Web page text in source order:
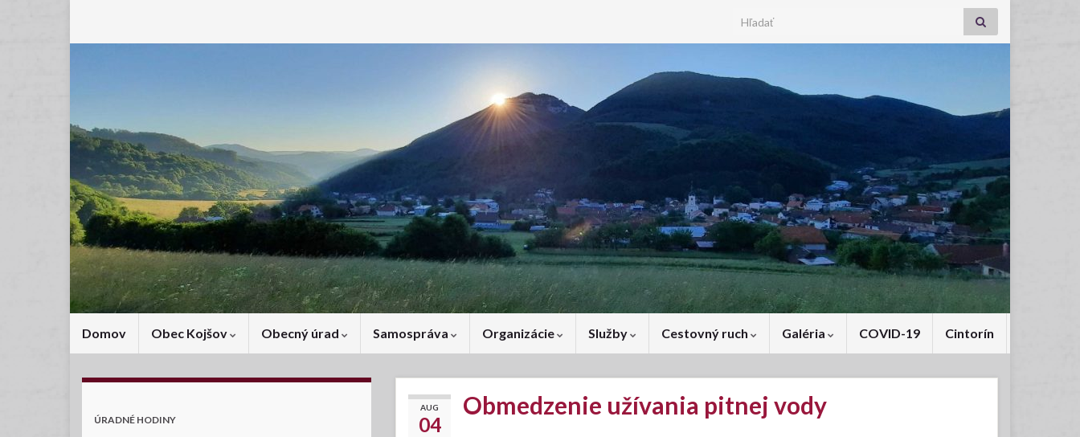
Search for:
Domov Obec Kojšov Obecný úrad Samospráva Organizácie Služby Cestovný ruch Galéria COVID-19 Cintorín
AUG
04
Obmedzenie užívania pitnej vody
ÚRADNÉ HODINY